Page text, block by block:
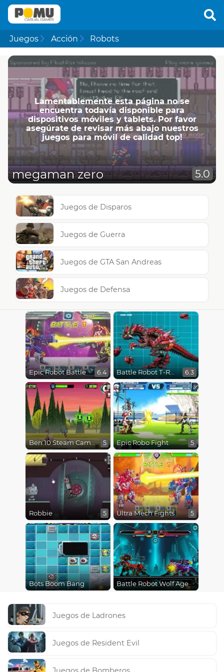
Juegos Acción Robots
Lamentablemente esta página no se
encuentra todavía disponible para
dispositivos móviles y tablets. Por favor
asegúrate de revisar más abajo nuestros
juegos para móvil de calidad top!
megaman zero 5.0
Juegos de Disparos
Juegos de Guerra
Juegos de GTA San Andreas
Juegos de Defensa
Epic Robot Battle 6.4 Battle Robot T-Rex Age 6.3
Ben 10 Steam Camp 5 Epic Robo Fight 5
Robbie 5 Ultra Mech Fights 5
Bots Boom Bang Battle Robot Wolf Age
Juegos de Ladrones
Juegos de Resident Evil